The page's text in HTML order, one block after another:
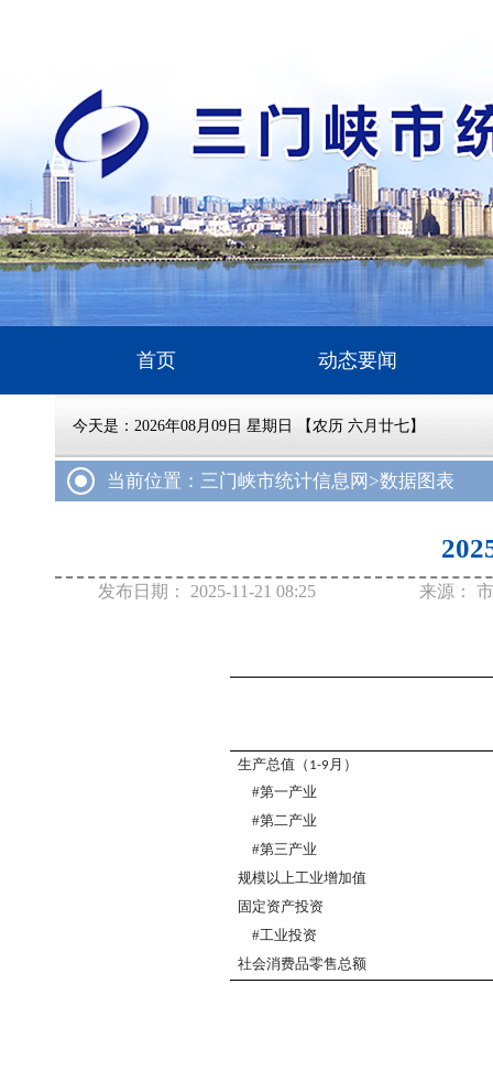
首页 动态要闻
今天是： 2026年08月09日 星期日 【农历 六月廿七】
当前位置：三门峡市统计信息网 >数据图表
发布日期： 2025-11-21 08:25 来源：
生产总值 （ 1-9月 ）
#第一产业
#第二产业
#第三产业
规模以上工业增加值
固定资产投资
#工业投资
社会消费品零售总额